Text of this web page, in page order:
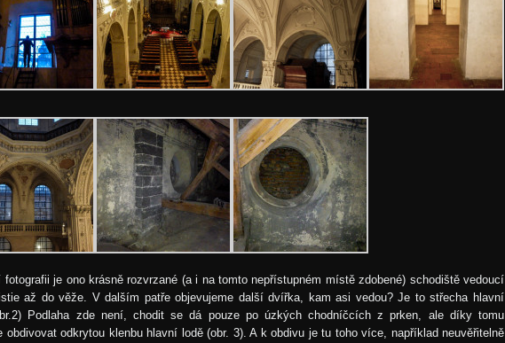
fotografii je ono krásně rozvrzané (a i na tomto nepřístupném místě zdobené) schodiště vedoucí
až do věže. V dalším patře objevujeme další dvířka, kam asi vedou? Je to střecha hlavní
Podlaha zde není, chodit se dá pouze po úzkých chodníčcích z prken, ale díky tomu
obdivovat odkrytou klenbu hlavní lodě (obr. 3). A k obdivu je tu toho více, například neuvěřitelně